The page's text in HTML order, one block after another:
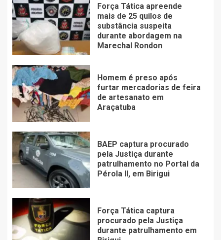
Força Tática apreende
mais de 25 quilos de
substância suspeita
durante abordagem na
Marechal Rondon
Homem é preso após
furtar mercadorias de feira
de artesanato em
Araçatuba
BAEP captura procurado
pela Justiça durante
patrulhamento no Portal da
Pérola ll, em Birigui
Força Tática captura
procurado pela Justiça
durante patrulhamento em